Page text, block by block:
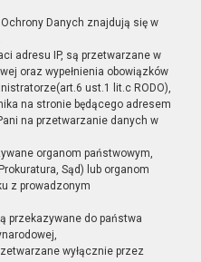
Danych znajdują się w
adresu IP, są przetwarzane w
oraz wypełnienia obowiązków
ust.1 lit.c RODO),
na stronie będącego adresem
na przetwarzanie danych w
organom państwowym,
Sąd) lub organom
z prowadzonym
przekazywane do państwa
wyłącznie przez